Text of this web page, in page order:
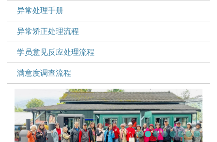
异常处理手册
异常矫正处理流程
学员意见反应处理流程
满意度调查流程